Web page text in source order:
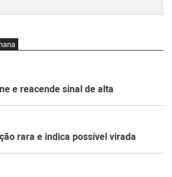
e reacende sinal de alta
rara e indica possível virada